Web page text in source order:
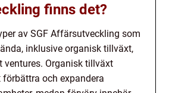
finns det?
av SGF Affärsutveckling som
inklusive organisk tillväxt,
ventures. Organisk tillväxt
och expandera